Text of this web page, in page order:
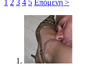
1 2 3 4 5 Επόμενη >